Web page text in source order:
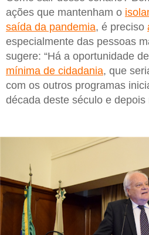
ações que mantenham o
saída da pandemia, é preciso
especialmente das pessoas
sugere: “Há a oportunidade
mínima de cidadania, que
com os outros programas
década deste século e depois